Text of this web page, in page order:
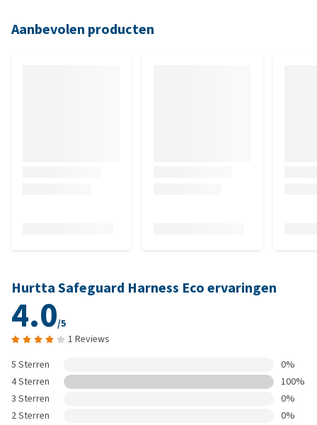
Aanbevolen producten
Hurtta Safeguard Harness Eco ervaringen
4.0/5
1 Reviews
5 Sterren
0%
4 Sterren
100%
3 Sterren
0%
2 Sterren
0%